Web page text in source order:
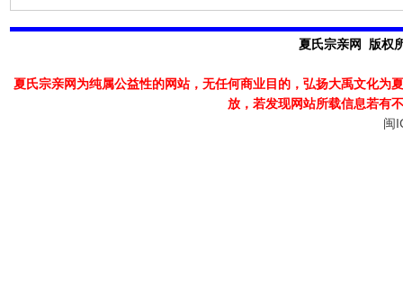
夏氏宗亲网 版权
夏氏宗亲网为纯属公益性的网站，无任何商业目的，弘扬大禹文化为
放，若发现网站所载信息若有
闽